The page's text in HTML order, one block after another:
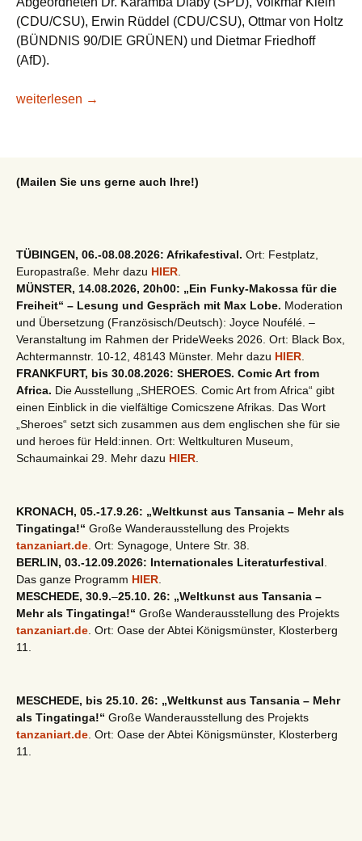
(CDU/CSU), Erwin Rüddel (CDU/CSU), Ottmar von Holtz
(BÜNDNIS 90/DIE GRÜNEN) und Dietmar Friedhoff
(AfD).
Delegationsreise des Bundestags-Ausschusses für
weiterlesen →
(Mailen Sie uns gerne auch Ihre!)
TÜBINGEN, 06.-08.08.2026: Afrikafestival. Ort: Festplatz,
Europastraße. Mehr dazu HIER
MÜNSTER, 14.08.2026, 20h00: „Ein Funky-Makossa für die
Freiheit“ – Lesung und Gespräch mit Max Lobe. Moderation
und Übersetzung (Französisch/Deutsch): Joyce Noufélé. –
Veranstaltung im Rahmen der PrideWeeks 2026. Ort: Black Box,
Achtermannstr. 10-12, 48143 Münster. Mehr dazu HIER
FRANKFURT, bis 30.08.2026: SHEROES. Comic Art from
Africa. Die Ausstellung „SHEROES. Comic Art from Africa“ gibt
einen Einblick in die vielfältige Comicszene Afrikas. Das Wort
„Sheroes“ setzt sich zusammen aus dem englischen she für sie
und heroes für Held:innen. Ort: Weltkulturen Museum,
Schaumainkai 29. Mehr dazu HIER
KRONACH, 05.-17.9.26: „Weltkunst aus Tansania – Mehr als
Tingatinga!“ Große Wanderausstellung des Projekts
tanzaniart.de . Ort: Synagoge, Untere Str. 38.
BERLIN, 03.-12.09.2026: Internationales Literaturfestival
Das ganze Programm HIER
MESCHEDE, 30.9.–25.10. 26: „Weltkunst aus Tansania –
Mehr als Tingatinga!“ Große Wanderausstellung des Projekts
tanzaniart.de . Ort: Oase der Abtei Königsmünster, Klosterberg
11.
MESCHEDE, bis 25.10. 26: „Weltkunst aus Tansania – Mehr
als Tingatinga!“ Große Wanderausstellung des Projekts
tanzaniart.de . Ort: Oase der Abtei Königsmünster, Klosterberg
11.